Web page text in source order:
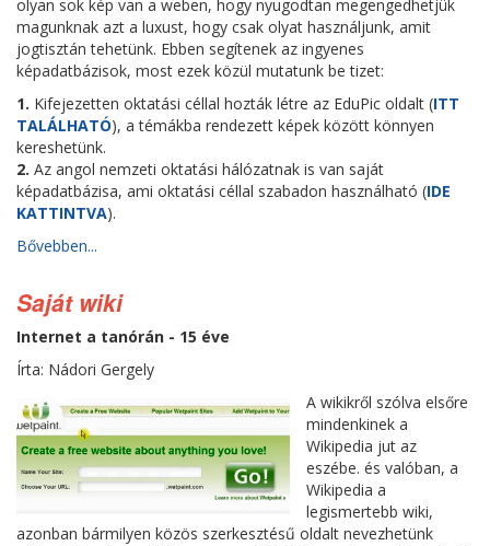
olyan sok kép van a weben, hogy nyugodtan megengedhetjük
magunknak azt a luxust, hogy csak olyat használjunk, amit
jogtisztán tehetünk. Ebben segítenek az ingyenes
képadatbázisok, most ezek közül mutatunk be tizet:
1. Kifejezetten oktatási céllal hozták létre az EduPic oldalt (ITT
TALÁLHATÓ), a témákba rendezett képek között könnyen
kereshetünk.
2. Az angol nemzeti oktatási hálózatnak is van saját
képadatbázisa, ami oktatási céllal szabadon használható (IDE
KATTINTVA).
Bővebben...
Saját wiki
Internet a tanórán - 15 éve
Írta: Nádori Gergely
A wikikről szólva elsőre
mindenkinek a
Wikipedia jut az
eszébe. és valóban, a
Wikipedia a
legismertebb wiki,
azonban bármilyen közös szerkesztésű oldalt nevezhetünk